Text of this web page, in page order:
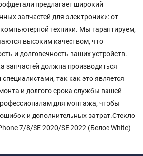
предлагает широкий
запчастей для электроники: от
техники. Мы гарантируем,
высоким качеством, что
и долговечность ваших устройств.
запчастей должна производиться
так как это является
и долгого срока службы вашей
для монтажа, чтобы
и дополнительных затрат.Стекло
7/8/SE 2020/SE 2022 (Белое White)